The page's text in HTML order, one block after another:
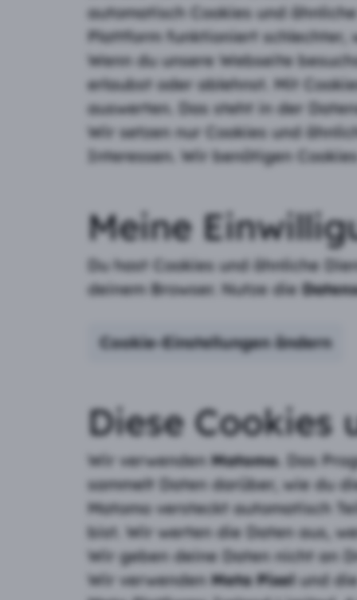
automatisch Cookies und
Plattform funktioniert schlechter,
Wenn du unsere Webseite
erlaubst oder ablehnst. Mit
auswerten. Das steht in der
Wir setzen nur Cookies und
Interessen. Wir benötigen
Meine
Du hast Cookies und ähnliche
deinem Browser. Nutze die
Cookie-Einstellungen ändern
Diese Cookies
Wir verwendenMatomo. Das
sammelt Daten darüber, wie du
Matomo versteckt automatisch
bist. Wir werten die Daten aus,
Wir geben deine Daten nicht an
Wir verwendenMeta Pixelund